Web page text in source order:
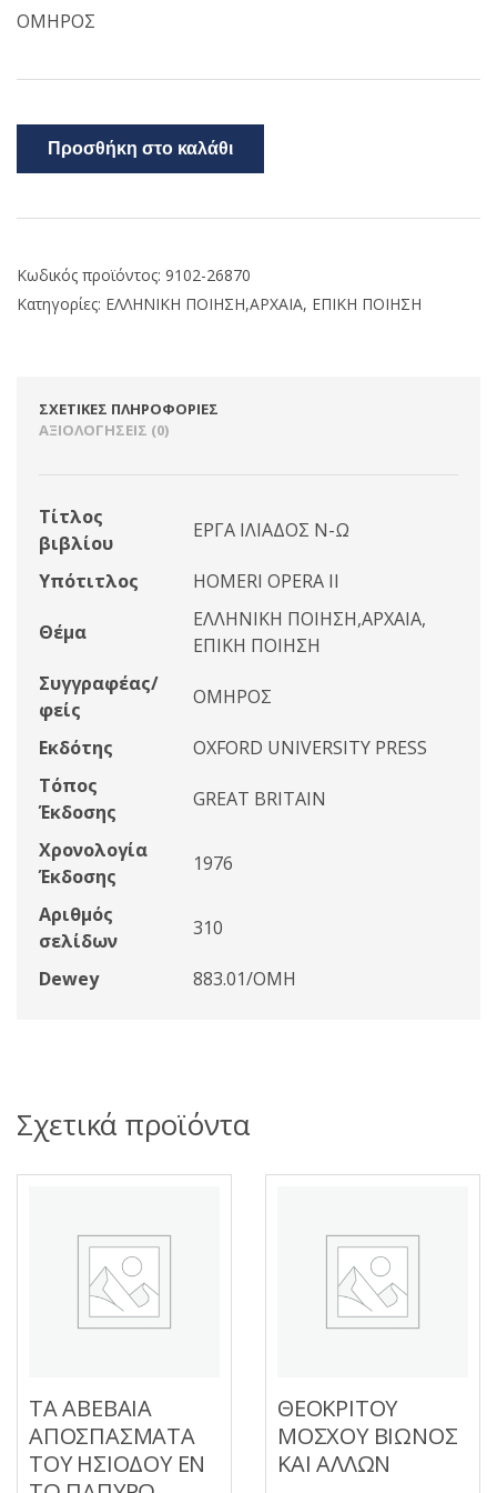
ΟΜΗΡΟΣ
Προσθήκη στο καλάθι
Κωδικός προϊόντος: 9102-26870
Κατηγορίες: ΕΛΛΗΝΙΚΗ ΠΟΙΗΣΗ,ΑΡΧΑΙΑ, ΕΠΙΚΗ ΠΟΙΗΣΗ
ΣΧΕΤΙΚΈΣ ΠΛΗΡΟΦΟΡΊΕΣ
ΑΞΙΟΛΟΓΉΣΕΙΣ (0)
Τίτλος
βιβλίου
ΕΡΓΑ ΙΛΙΑΔΟΣ Ν-Ω
Υπότιτλος HOMERI OPERA II
Θέμα
ΕΛΛΗΝΙΚΗ ΠΟΙΗΣΗ,ΑΡΧΑΙΑ,
ΕΠΙΚΗ ΠΟΙΗΣΗ
Συγγραφέας/
φείς
ΟΜΗΡΟΣ
Εκδότης
OXFORD UNIVERSITY PRESS
Τόπος
Έκδοσης
GREAT BRITAIN
Χρονολογία
Έκδοσης
1976
Αριθμός
σελίδων
310
Dewey 883.01/ΟΜΗ
Σχετικά προϊόντα
ΤΑ ΑΒΕΒΑΙΑ
ΑΠΟΣΠΑΣΜΑΤΑ
ΤΟΥ ΗΣΙΟΔΟΥ ΕΝ
ΘΕΟΚΡΙΤΟΥ
ΜΟΣΧΟΥ ΒΙΩΝΟΣ
ΚΑΙ ΑΛΛΩΝ